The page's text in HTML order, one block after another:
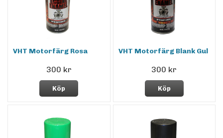
VHT Motorfärg Rosa
300 kr
Köp
VHT Motorfärg Blank Gul
300 kr
Köp